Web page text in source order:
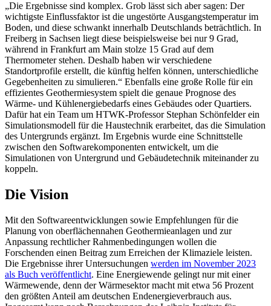
„Die Ergebnisse sind komplex. Grob lässt sich aber sagen: Der
wichtigste Einflussfaktor ist die ungestörte Ausgangstemperatur im
Boden, und diese schwankt innerhalb Deutschlands beträchtlich. In
Freiberg in Sachsen liegt diese beispielsweise bei nur 9 Grad,
während in Frankfurt am Main stolze 15 Grad auf dem
Thermometer stehen. Deshalb haben wir verschiedene
Standortprofile erstellt, die künftig helfen können, unterschiedliche
Gegebenheiten zu simulieren.“ Ebenfalls eine große Rolle für ein
effizientes Geothermiesystem spielt die genaue Prognose des
Wärme- und Kühlenergiebedarfs eines Gebäudes oder Quartiers.
Dafür hat ein Team um HTWK-Professor Stephan Schönfelder ein
Simulationsmodell für die Haustechnik erarbeitet, das die Simulation
des Untergrunds ergänzt. Im Ergebnis wurde eine Schnittstelle
zwischen den Softwarekomponenten entwickelt, um die
Simulationen von Untergrund und Gebäudetechnik miteinander zu
koppeln.
Die Vision
Mit den Softwareentwicklungen sowie Empfehlungen für die
Planung von oberflächennahen Geothermieanlagen und zur
Anpassung rechtlicher Rahmenbedingungen wollen die
Forschenden einen Beitrag zum Erreichen der Klimaziele leisten.
Die Ergebnisse ihrer Untersuchungen werden im November 2023
als Buch veröffentlicht. Eine Energiewende gelingt nur mit einer
Wärmewende, denn der Wärmesektor macht mit etwa 56 Prozent
den größten Anteil am deutschen Endenergieverbrauch aus.